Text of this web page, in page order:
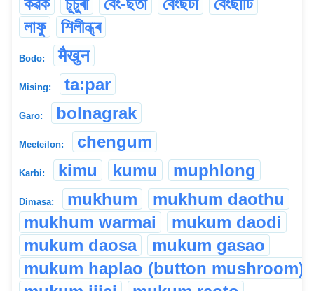
লাফু
শিলীন্ধ্ৰ
Bodo: मैखुन
Mising: ta:par
Garo: bolnagrak
Meeteilon: chengum
Karbi: kimu kumu muphlong
Dimasa: mukhum
mukhum daothu
mukhum warmai
mukum daodi
mukum daosa
mukum gasao
mukum haplao (button mushroom)